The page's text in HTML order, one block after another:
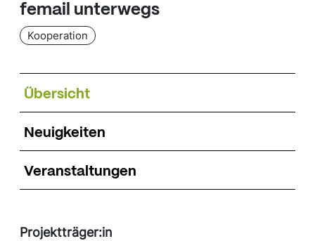
femail unterwegs
Kooperation
Übersicht
Neuigkeiten
Veranstaltungen
Projektträger:in